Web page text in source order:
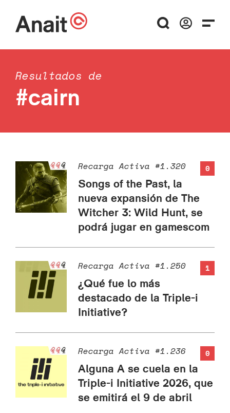
Resultados de
#cairn
0
Recarga Activa #1.320
Songs of the Past, la
nueva expansión de The
Witcher 3: Wild Hunt, se
podrá jugar en gamescom
1
Recarga Activa #1.250
¿Qué fue lo más
destacado de la Triple-i
Initiative?
0
Recarga Activa #1.236
Alguna A se cuela en la
Triple-i Initiative 2026, que
se emitirá el 9 de abril